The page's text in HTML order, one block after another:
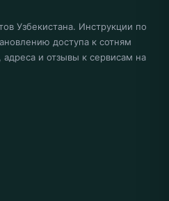
Узбекистана. Инструкции по
доступа к сотням
и отзывы к сервисам на